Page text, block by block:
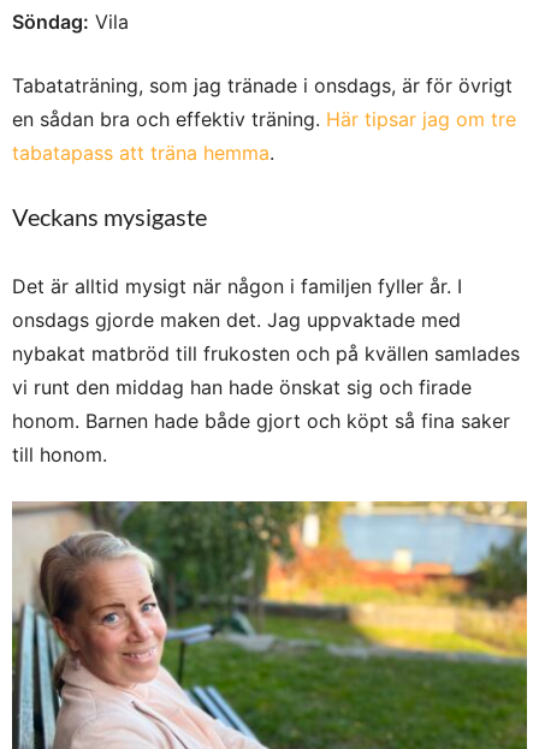
Söndag: Vila
Tabataträning, som jag tränade i onsdags, är för övrigt
en sådan bra och effektiv träning. Här tipsar jag om tre
tabatapass att träna hemma.
Veckans mysigaste
Det är alltid mysigt när någon i familjen fyller år. I
onsdags gjorde maken det. Jag uppvaktade med
nybakat matbröd till frukosten och på kvällen samlades
vi runt den middag han hade önskat sig och firade
honom. Barnen hade både gjort och köpt så fina saker
till honom.